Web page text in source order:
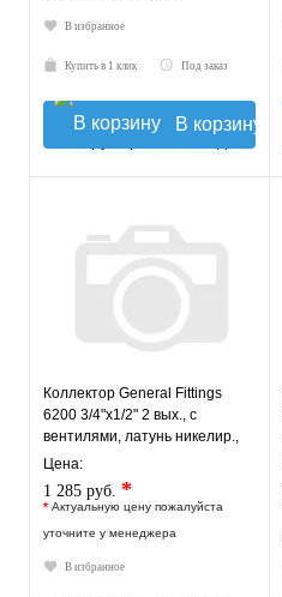
В избранное
Купить в 1 клик Под заказ
В корзину
Коллектор General Fittings
6200 3/4"х1/2" 2 вых., c
вентилями, латунь никелир.,
синий регулятор
Цена:
1 285 руб. *
* Актуальную цену пожалуйста
уточните у менеджера
В избранное